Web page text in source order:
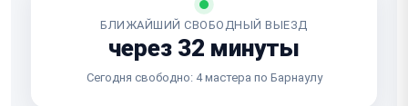
БЛИЖАЙШИЙ СВОБОДНЫЙ ВЫЕЗД
через 32 минуты
Сегодня свободно: 4 мастера по Барнаулу